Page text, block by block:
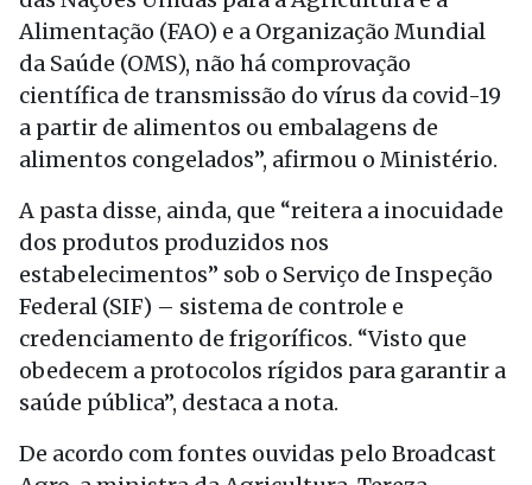
Alimentação (FAO) e a Organização Mundial
da Saúde (OMS), não há comprovação
científica de transmissão do vírus da covid-19
a partir de alimentos ou embalagens de
alimentos congelados”, afirmou o Ministério.
A pasta disse, ainda, que “reitera a inocuidade
dos produtos produzidos nos
estabelecimentos” sob o Serviço de Inspeção
Federal (SIF) – sistema de controle e
credenciamento de frigoríficos. “Visto que
obedecem a protocolos rígidos para garantir a
saúde pública”, destaca a nota.
De acordo com fontes ouvidas pelo Broadcast